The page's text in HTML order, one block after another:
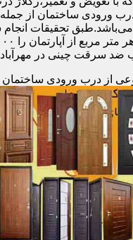
ورودی ساختمان از جمله
تحقیقات انجام
ضد سرقت چینی در
از درب ورودی ساختمان